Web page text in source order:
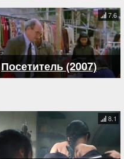
Посетитель (2007)
7.6
8.1